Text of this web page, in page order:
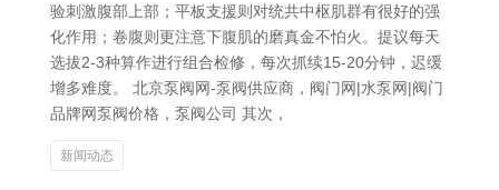
验刺激腹部上部；平板支援则对统共中枢肌群有很好的强
化作用；卷腹则更注意下腹肌的磨真金不怕火。提议每天
选拔2-3种算作进行组合检修，每次抓续15-20分钟，迟缓
增多难度。 北京泵阀网-泵阀供应商，阀门网|水泵网|阀门
品牌网泵阀价格，泵阀公司 其次，
新闻动态